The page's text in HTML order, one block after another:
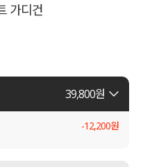
더웨어
가디건
39,800원
-12,200원